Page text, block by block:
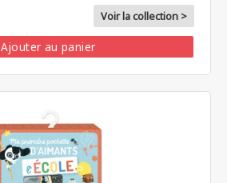
Voir la collection >
Ajouter au panier